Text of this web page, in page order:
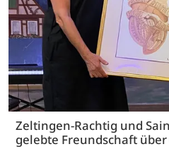
Zeltingen-Rachtig und
gelebte Freundschaft